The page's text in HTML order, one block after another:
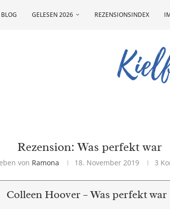
BLOG GELESEN 2026 REZENSIONSINDEX
Rezension: Was perfekt war
von Ramona 18. November 2019 3
Colleen Hoover – Was perfekt war